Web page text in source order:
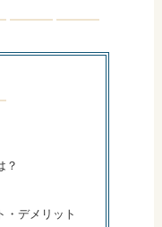
？
・デメリット